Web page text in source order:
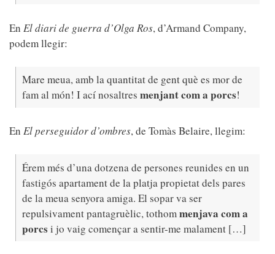
En El diari de guerra d’Olga Ros,d’Armand Company,
podem llegir:
Mare meua, amb la quantitat de gent què es mor de
fam al món! I ací nosaltres menjant com a porcs!
En El perseguidor d’ombres,de Tomàs Belaire, llegim:
Érem més d’una dotzena de persones reunides en un
fastigós apartament de la platja propietat dels pares
de la meua senyora amiga. El sopar va ser
repulsivament pantagruèlic, tothommenjava com a
porcsi jo vaig començar a sentir-me malament […]